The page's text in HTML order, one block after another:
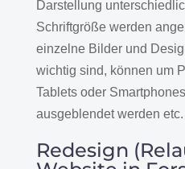
Darstellung
Schriftgröße werden
einzelne Bilder und
wichtig sind, können um
Tablets oder
ausgeblendet werden etc.
Redesign